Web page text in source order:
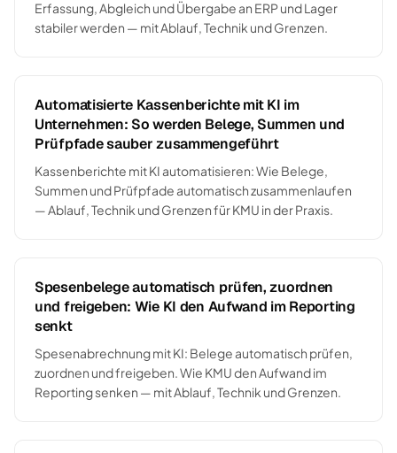
Erfassung, Abgleich und Übergabe an ERP und Lager
stabiler werden — mit Ablauf, Technik und Grenzen.
Automatisierte Kassenberichte mit KI im
Unternehmen: So werden Belege, Summen und
Prüfpfade sauber zusammengeführt
Kassenberichte mit KI automatisieren: Wie Belege,
Summen und Prüfpfade automatisch zusammenlaufen
— Ablauf, Technik und Grenzen für KMU in der Praxis.
Spesenbelege automatisch prüfen, zuordnen
und freigeben: Wie KI den Aufwand im Reporting
senkt
Spesenabrechnung mit KI: Belege automatisch prüfen,
zuordnen und freigeben. Wie KMU den Aufwand im
Reporting senken — mit Ablauf, Technik und Grenzen.